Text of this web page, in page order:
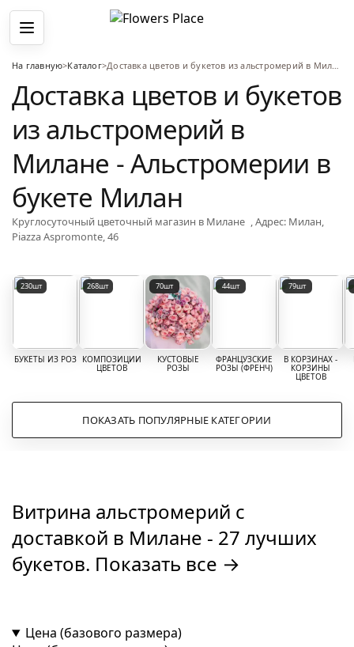
Меню
На главную>Каталог> Доставка цветов и букетов из альстромерий в Милане - Альстромерии в букете Милан
Доставка цветов и букетов
из альстромерий в
Милане - Альстромерии в
букете Милан
Круглосуточный цветочный магазин в Милане , Адрес: Милан,
Piazza Aspromonte, 46
Популярные категории цветов
230шт
БУКЕТЫ ИЗ РОЗ
268шт
КОМПОЗИЦИИ
ЦВЕТОВ
70шт
КУСТОВЫЕ
РОЗЫ
44шт
ФРАНЦУЗСКИЕ
РОЗЫ (ФРЕНЧ)
79шт
В КОРЗИНАХ -
КОРЗИНЫ
ЦВЕТОВ
ПОКАЗАТЬ ПОПУЛЯРНЫЕ КАТЕГОРИИ
Витрина альстромерий с
доставкой в Милане - 27 лучших
букетов. Показать все →
Цена (базового размера)